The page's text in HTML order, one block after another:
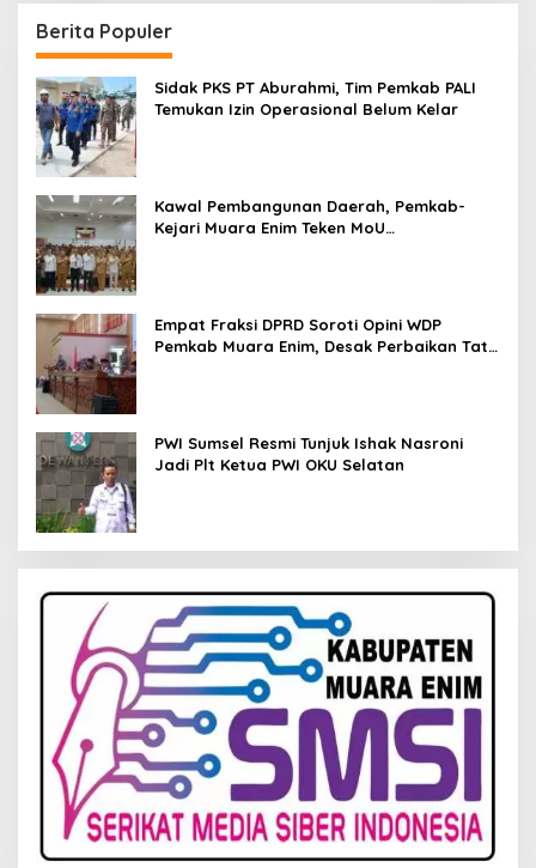
Berita Populer
Sidak PKS PT Aburahmi, Tim Pemkab PALI
Temukan Izin Operasional Belum Kelar
Kawal Pembangunan Daerah, Pemkab-
Kejari Muara Enim Teken MoU
Empat Fraksi DPRD Soroti Opini WDP
Pemkab Muara Enim, Desak Perbaikan Tata
PWI Sumsel Resmi Tunjuk Ishak Nasroni
Jadi Plt Ketua PWI OKU Selatan